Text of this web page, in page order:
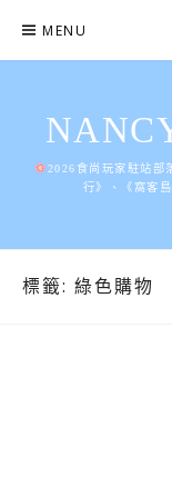
content
MENU
2026食尚玩家駐站部
行》、《窩客
標籤: 綠色購物